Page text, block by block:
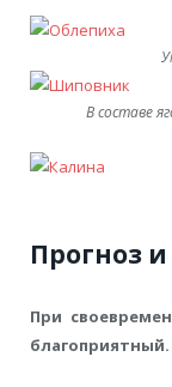
В составе
Прогноз
При
благоприятный.